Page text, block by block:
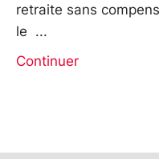
retraite sans
le
Continuer